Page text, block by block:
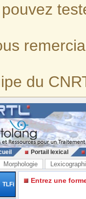
du
Portail lexical
Morphologie
TLFi Entrez une